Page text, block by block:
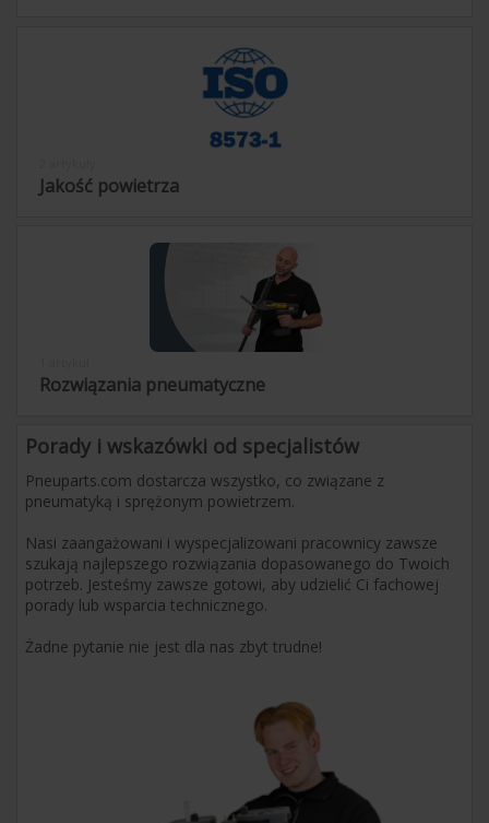
Jakość powietrza
Rozwiązania pneumatyczne
Porady i wskazówki od specjalistów
Pneuparts.com dostarcza wszystko, co związane z
pneumatyką i sprężonym powietrzem.
Nasi zaangażowani i wyspecjalizowani pracownicy zawsze
szukają najlepszego rozwiązania dopasowanego do Twoich
potrzeb. Jesteśmy zawsze gotowi, aby udzielić Ci fachowej
porady lub wsparcia technicznego.
Żadne pytanie nie jest dla nas zbyt trudne!